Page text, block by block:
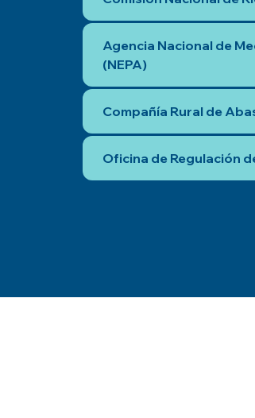
Agencia Nacional de
(NEPA)
Compañía Rural de
Oficina de Regulación